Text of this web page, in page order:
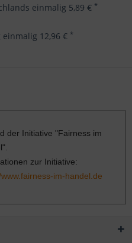
einmalig 5,89 € *
12,96 € *
der Initiative "Fairness im
zur Initiative:
im-handel.de